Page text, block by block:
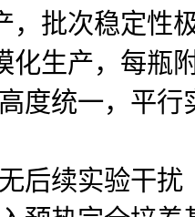
，批次稳定性
化生产，每瓶
度统一，平
后续实验干扰